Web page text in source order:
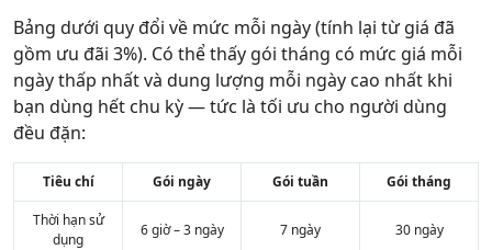
Bảng dưới quy đổi về mức mỗi ngày (tính lại từ giá đã
gồm ưu đãi 3%). Có thể thấy gói tháng có mức giá mỗi
ngày thấp nhất và dung lượng mỗi ngày cao nhất khi
bạn dùng hết chu kỳ — tức là tối ưu cho người dùng
đều đặn:
Tiêu chí Gói ngày Gói tuần Gói tháng
Thời hạn sử
dụng
6 giờ – 3 ngày 7 ngày 30 ngày